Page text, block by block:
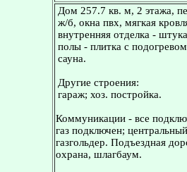
Дом 257.7 кв. м, 2 этажа,
ж/б, окна пвх, мягкая
внутренняя отделка -
полы - плитка с
сауна.
Другие строения:
гараж; хоз. постройка.
Коммуникации - все
газ подключен;
газгольдер. Подъездная
охрана, шлагбаум.